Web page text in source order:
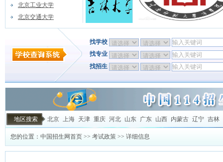
北京工业大学
北京交通大学
找学校
找专业
找招生
地区搜索 北京 上海 天津 重庆 河北 山东 广东 山西 内蒙古 辽宁 吉林
您的位置： 中国招生网首页 >> 考试政策 >> 详细信息